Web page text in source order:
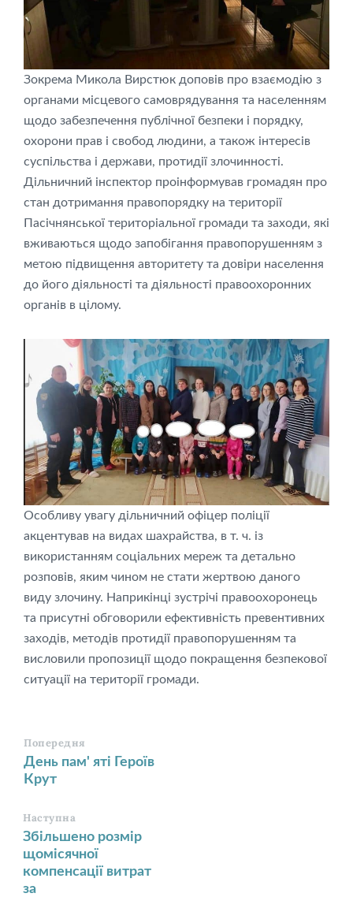
Зокрема Микола Вирстюк доповів про взаємодію з
органами місцевого самоврядування та населенням
щодо забезпечення публічної безпеки і порядку,
охорони прав і свобод людини, а також інтересів
суспільства і держави, протидії злочинності.
Дільничний інспектор проінформував громадян про
стан дотримання правопорядку на території
Пасічнянської територіальної громади та заходи, які
вживаються щодо запобігання правопорушенням з
метою підвищення авторитету та довіри населення
до його діяльності та діяльності правоохоронних
органів в цілому.
Особливу увагу дільничний офіцер поліції
акцентував на видах шахрайства, в т. ч. із
використанням соціальних мереж та детально
розповів, яким чином не стати жертвою даного
виду злочину. Наприкінці зустрічі правоохоронець
та присутні обговорили ефективність превентивних
заходів, методів протидії правопорушенням та
висловили пропозиції щодо покращення безпекової
ситуації на території громади.
Попередня
День пам' яті Героїв
Крут
Наступна
Збільшено розмір
щомісячної
компенсації витрат
за